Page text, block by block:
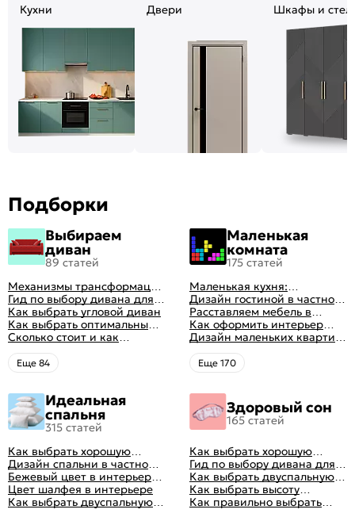
Кухни Двери Шкафы и
Подборки
Выбираем
диван
89 статей
Механизмы трансформации
диванов: все виды,
особенности, плюсы и
минусы
Гид по выбору дивана для
сна
Как выбрать угловой диван
Как выбрать оптимальный
цвет стен в гостиной: 50
фото и идей оформления
Сколько стоит и как
перетянуть диван
Eще 84
Маленькая
комната
175 статей
Маленькая кухня:
планировка, стили, цвет и
рисунок, реальные фото
Дизайн гостиной в частном
доме: 50 вариантов с фото
Расставляем мебель в
гостиной: главные правила
рациональной планировки
Как оформить интерьер
однокомнатной квартиры:
47 классных идей с фото
Дизайн маленьких квартир:
10 идей для дизайна
интерьера с фото
Eще 170
Идеальная
спальня
315 статей
Как выбрать хорошую
кровать для сна
Дизайн спальни в частном
доме: множество идей
оформления идеальных
интерьеров
Бежевый цвет в интерьере
спальни 2024, 40 красивых
интерьеров с фото
Цвет шалфея в интерьере
Как выбрать двуспальную
Здоровый сон
165 статей
Как выбрать хорошую
кровать для сна
Гид по выбору дивана для
сна
Как выбрать двуспальную
кровать и матрас
правильно: советы и фото в
Как выбрать высоту
матраса
Как правильно выбрать